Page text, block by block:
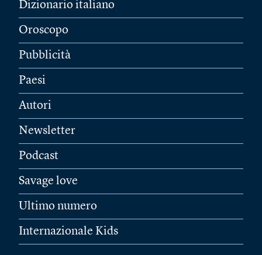
Dizionario italiano
Oroscopo
Pubblicità
Paesi
Autori
Newsletter
Podcast
Savage love
Ultimo numero
Internazionale Kids